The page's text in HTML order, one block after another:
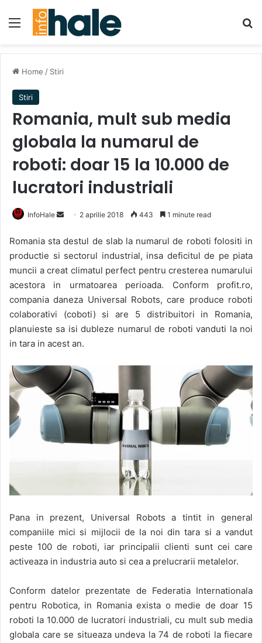
Menu
Home / Stiri
Stiri
Romania, mult sub media
globala la numarul de
roboti: doar 15 la 10.000 de
lucratori industriali
InfoHale
Send
email
2 aprilie 2018 443 1 minute read
Romania sta destul de slab la numarul de roboti folositi in
productie si sectorul industrial, insa deficitul de pe piata
muncii a creat climatul perfect pentru cresterea numarului
acestora in urmatoarea perioada. Conform profit.ro,
compania daneza Universal Robots, care produce roboti
colaborativi (coboti) si are 5 distribuitori in Romania,
planuieste sa isi dubleze numarul de roboti vanduti la noi
in tara in acest an.
Pana in prezent, Universal Robots a tintit in general
companiile mici si mijlocii de la noi din tara si a vandut
peste 100 de roboti, iar principalii clienti sunt cei care
activeaza in industria auto si cea a prelucrarii metalelor.
Conform datelor prezentate de Federatia Internationala
pentru Robotica, in Romania exista o medie de doar 15
roboti la 10.000 de lucratori industriali, cu mult sub media
globala care se situeaza undeva la 74 de roboti la fiecare